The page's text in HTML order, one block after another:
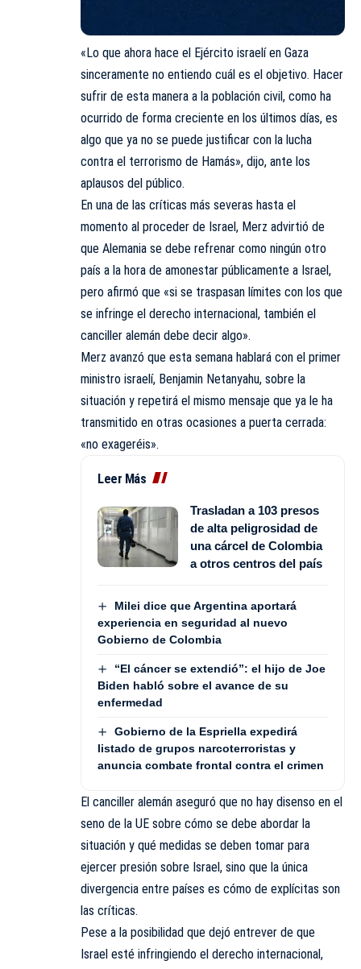
«Lo que ahora hace el Ejército israelí en Gaza
sinceramente no entiendo cuál es el objetivo. Hacer
sufrir de esta manera a la población civil, como ha
ocurrido de forma creciente en los últimos días, es
algo que ya no se puede justificar con la lucha
contra el terrorismo de Hamás», dijo, ante los
aplausos del público.
En una de las críticas más severas hasta el
momento al proceder de Israel, Merz advirtió de
que Alemania se debe refrenar como ningún otro
país a la hora de amonestar públicamente a Israel,
pero afirmó que «si se traspasan límites con los que
se infringe el derecho internacional, también el
canciller alemán debe decir algo».
Merz avanzó que esta semana hablará con el primer
ministro israelí, Benjamin Netanyahu, sobre la
situación y repetirá el mismo mensaje que ya le ha
transmitido en otras ocasiones a puerta cerrada:
«no exageréis».
Leer Más
Trasladan a 103 presos
de alta peligrosidad de
una cárcel de Colombia
a otros centros del país
Milei dice que Argentina aportará
experiencia en seguridad al nuevo
Gobierno de Colombia
“El cáncer se extendió”: el hijo de Joe
Biden habló sobre el avance de su
enfermedad
Gobierno de la Espriella expedirá
listado de grupos narcoterroristas y
anuncia combate frontal contra el crimen
El canciller alemán aseguró que no hay disenso en el
seno de la UE sobre cómo se debe abordar la
situación y qué medidas se deben tomar para
ejercer presión sobre Israel, sino que la única
divergencia entre países es cómo de explícitas son
las críticas.
Pese a la posibilidad que dejó entrever de que
Israel esté infringiendo el derecho internacional,